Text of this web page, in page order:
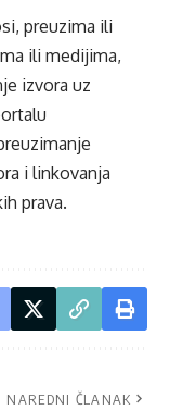
preuzima ili
ili medijima,
izvora uz
i linkovanja
prava.
NAREDNI ČLANAK